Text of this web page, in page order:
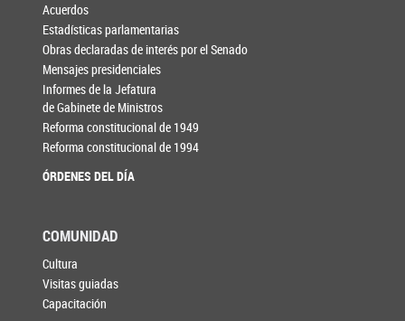
Acuerdos
Estadísticas parlamentarias
Obras declaradas de interés por el Senado
Mensajes presidenciales
Informes de la Jefatura
de Gabinete de Ministros
Reforma constitucional de 1949
Reforma constitucional de 1994
ÓRDENES DEL DÍA
COMUNIDAD
Cultura
Visitas guiadas
Capacitación